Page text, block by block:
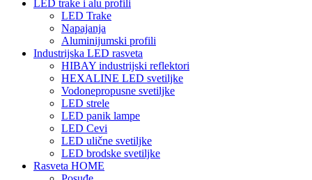
LED trake i alu profili
LED Trake
Napajanja
Aluminijumski profili
Industrijska LED rasveta
HIBAY industrijski reflektori
HEXALINE LED svetiljke
Vodonepropusne svetiljke
LED strele
LED panik lampe
LED Cevi
LED ulične svetiljke
LED brodske svetiljke
Rasveta HOME